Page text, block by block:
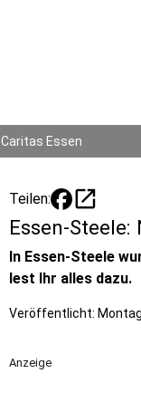
Caritas Essen
Teilen: open_in_new
Essen-
In Essen-Steele
lest Ihr alles dazu.
Veröffentlicht:
Anzeige